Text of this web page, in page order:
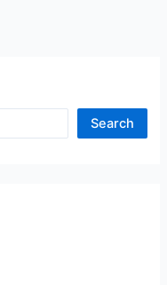
Search